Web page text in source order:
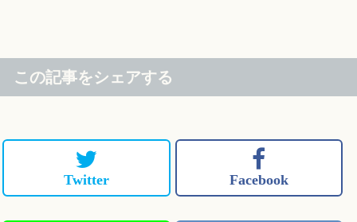
この記事をシェアする
Twitter Facebook